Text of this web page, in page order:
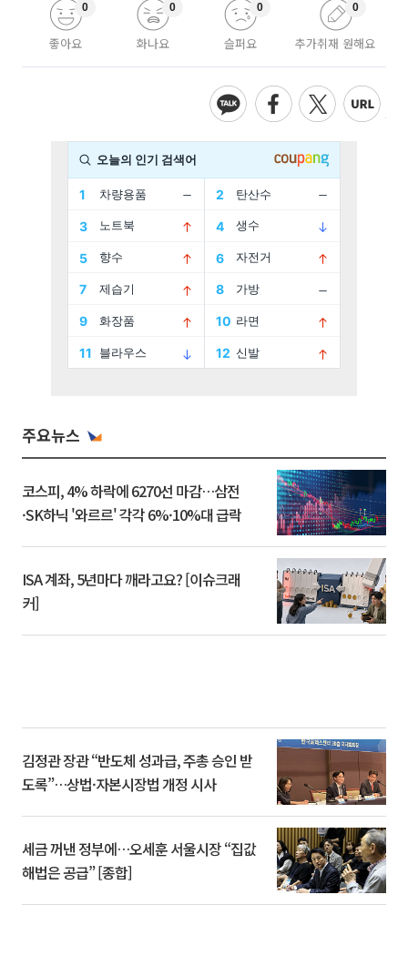
좋아요
0
화나요
0
슬퍼요
0
추가취재 원해요
0
주요뉴스
코스피, 4% 하락에 6270선 마감…삼전
·SK하닉 '와르르' 각각 6%·10%대 급락
ISA 계좌, 5년마다 깨라고요? [이슈크래
커]
김정관 장관 “반도체 성과급, 주총 승인 받
도록”…상법·자본시장법 개정 시사
세금 꺼낸 정부에…오세훈 서울시장 “집값
해법은 공급” [종합]